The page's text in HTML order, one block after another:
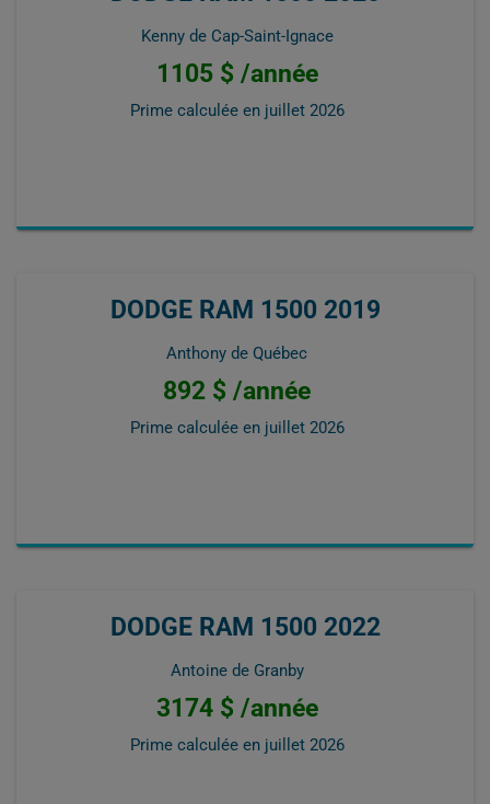
Kenny de Cap-Saint-Ignace
1105 $ /année
Prime calculée en juillet 2026
DODGE RAM 1500 2019
Anthony de Québec
892 $ /année
Prime calculée en juillet 2026
DODGE RAM 1500 2022
Antoine de Granby
3174 $ /année
Prime calculée en juillet 2026